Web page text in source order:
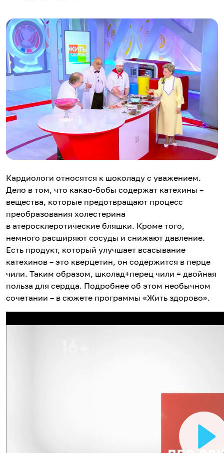
Кардиологи относятся к шоколаду с уважением.
Дело в том, что какао-бобы содержат катехины –
вещества, которые предотвращают процесс
преобразования холестерина
в атеросклеротические бляшки. Кроме того,
немного расширяют сосуды и снижают давление.
Есть продукт, который улучшает всасывание
катехинов – это кверцетин, он содержится в перце
чили. Таким образом, школад+перец чили = двойная
польза для сердца. Подробнее об этом необычном
сочетании – в сюжете программы «Жить здорово».
В